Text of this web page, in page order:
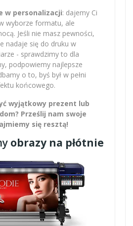
w personalizacji: dajemy Ci
wyborze formatu, ale
Jeśli nie masz pewności,
nadaje się do druku w
- sprawdzimy to dla
podpowiemy najlepsze
o to, byś był w pełni
końcowego.
wyjątkowy prezent lub
Prześlij nam swoje
się resztą!
obrazy na płótnie